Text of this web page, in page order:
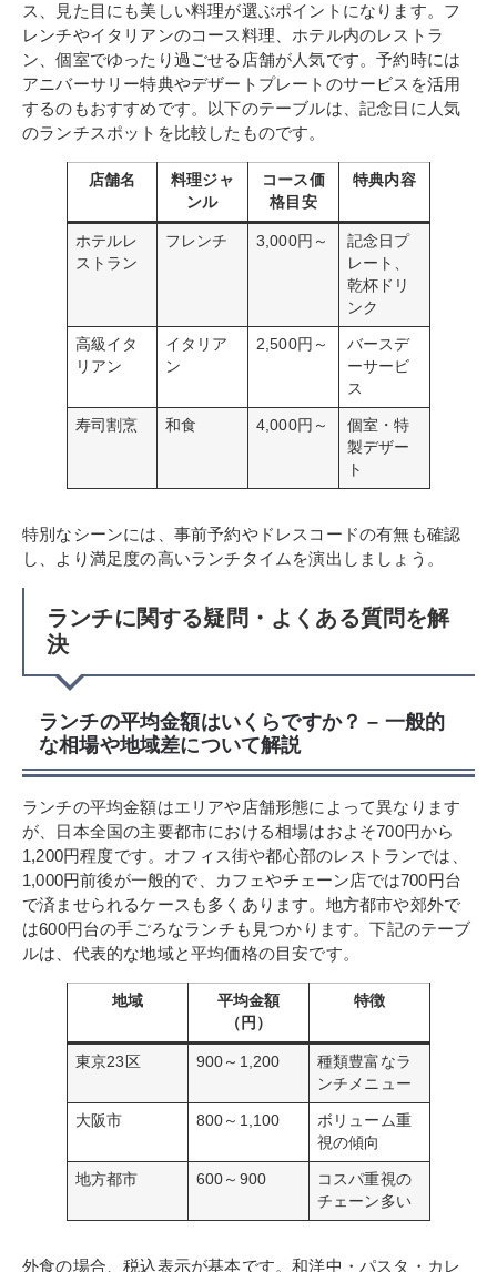
ス、見た目にも美しい料理が選ぶポイントになります。フ
レンチやイタリアンのコース料理、ホテル内のレストラ
ン、個室でゆったり過ごせる店舗が人気です。予約時には
アニバーサリー特典やデザートプレートのサービスを活用
するのもおすすめです。以下のテーブルは、記念日に人気
のランチスポットを比較したものです。
店舗名
料理ジャ
ンル
コース価
格目安
特典内容
ホテルレ
ストラン
フレンチ 3,000円～
記念日プ
レート、
乾杯ドリ
ンク
高級イタ
リアン
イタリア
ン
2,500円～
バースデ
ーサービ
ス
寿司割烹 和食 4,000円～
個室・特
製デザー
ト
特別なシーンには、事前予約やドレスコードの有無も確認
し、より満足度の高いランチタイムを演出しましょう。
ランチに関する疑問・よくある質問を解
決
ランチの平均金額はいくらですか？ – 一般的
な相場や地域差について解説
ランチの平均金額はエリアや店舗形態によって異なります
が、日本全国の主要都市における相場はおよそ700円から
1,200円程度です。オフィス街や都心部のレストランでは、
1,000円前後が一般的で、カフェやチェーン店では700円台
で済ませられるケースも多くあります。地方都市や郊外で
は600円台の手ごろなランチも見つかります。下記のテーブ
ルは、代表的な地域と平均価格の目安です。
地域
平均金額
（円）
特徴
東京23区 900～1,200
種類豊富なラ
ンチメニュー
大阪市 800～1,100
ボリューム重
視の傾向
地方都市 600～900
コスパ重視の
チェーン多い
外食の場合、税込表示が基本です。和洋中・パスタ・カレ